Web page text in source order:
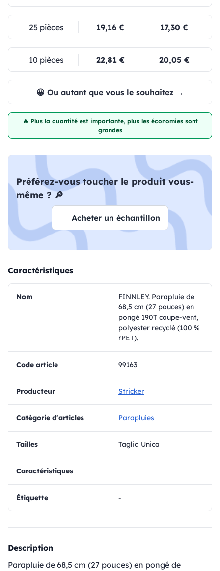
25 pièces 19,16 € 17,30 €
10 pièces 22,81 € 20,05 €
😀 Ou autant que vous le souhaitez →
🔥 Plus la quantité est importante, plus les économies sont
grandes
Préférez-vous toucher le produit vous-
même ? 🔎
Acheter un échantillon
Caractéristiques
Nom
FINNLEY. Parapluie de
68,5 cm (27 pouces) en
pongé 190T coupe-vent,
polyester recyclé (100 %
rPET).
Code article 99163
Producteur Stricker
Catégorie d'articles Parapluies
Tailles Taglia Unica
Caractéristiques
Étiquette -
Description
Parapluie de 68,5 cm (27 pouces) en pongé de